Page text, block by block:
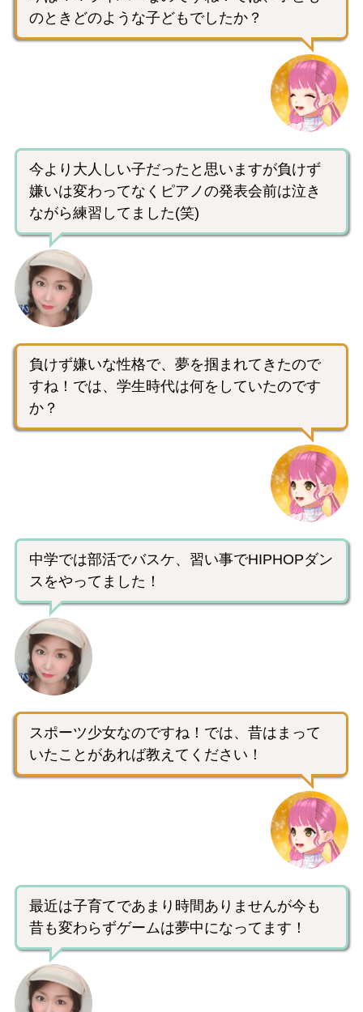
のときどのような子どもでしたか？
今より大人しい子だったと思いますが負けず
嫌いは変わってなくピアノの発表会前は泣き
ながら練習してました(笑)
負けず嫌いな性格で、夢を掴まれてきたので
すね！では、学生時代は何をしていたのです
か？
中学では部活でバスケ、習い事でHIPHOPダン
スをやってました！
スポーツ少女なのですね！では、昔はまって
いたことがあれば教えてください！
最近は子育てであまり時間ありませんが今も
昔も変わらずゲームは夢中になってます！